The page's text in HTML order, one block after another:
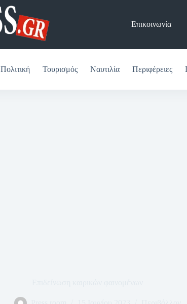
Επικοινωνία
Πολιτική Τουρισμός Ναυτιλία Περιφέρειες